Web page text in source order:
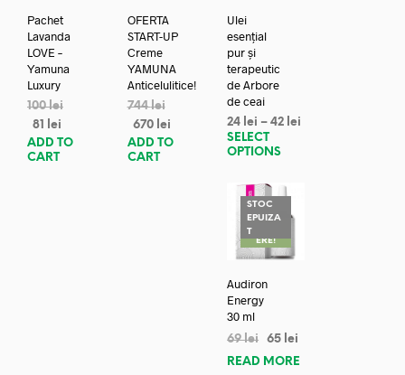
Pachet
Lavanda
LOVE –
Yamuna
Luxury
100lei
81
lei
ADD TO
CART
OFERTA
START-UP
Creme
YAMUNA
Anticelulitice!
744lei
670 lei
ADD TO
CART
Ulei
esențial
pur și
terapeutic
de Arbore
de ceai
24 lei –42 lei
SELECT
OPTIONS
STOC
EPUIZA
TREDUC
ERE!
Audiron
Energy
30 ml
69lei 65 lei
READ MORE